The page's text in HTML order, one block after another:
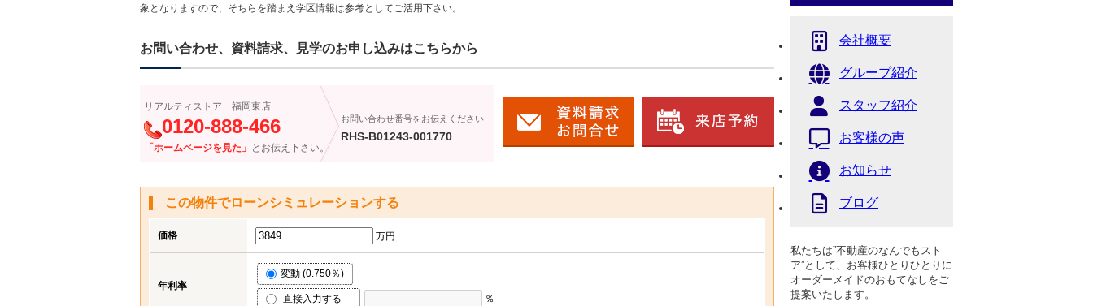
象となりますので、そちらを踏まえ学区情報は参考としてご活用下さい。
お問い合わせ、資料請求、見学のお申し込みはこちらから
リアルティストア 福岡東店
0120-888-466
「ホームページを見た」 とお伝え下さい。
お問い合わせ番号をお伝えください
RHS-B01243-001770
この物件でローンシミュレーションする
価格 万円
年利率
変動 (0.750％)
直接入力する ％
会社概要
グループ紹介
スタッフ紹介
お客様の声
お知らせ
ブログ
私たちは”不動産のなんでもスト
ア”として、お客様ひとりひとりに
オーダーメイドのおもてなしをご
提案いたします。